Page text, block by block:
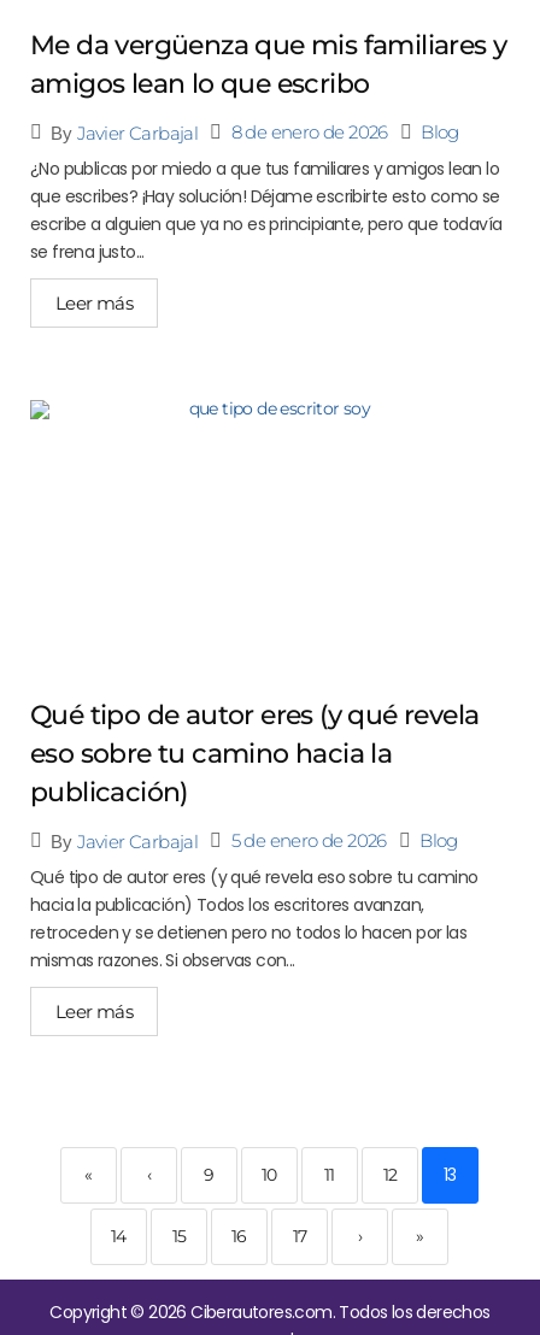
Me da vergüenza que mis familiares y
amigos lean lo que escribo
By Javier Carbajal 8 de enero de 2026 Blog
¿No publicas por miedo a que tus familiares y amigos lean lo
que escribes? ¡Hay solución! Déjame escribirte esto como se
escribe a alguien que ya no es principiante, pero que todavía
se frena justo...
Leer más
Qué tipo de autor eres (y qué revela
eso sobre tu camino hacia la
publicación)
By Javier Carbajal 5 de enero de 2026 Blog
Qué tipo de autor eres (y qué revela eso sobre tu camino
hacia la publicación) Todos los escritores avanzan,
retroceden y se detienen pero no todos lo hacen por las
mismas razones. Si observas con...
Leer más
« ‹ 9 10 11 12 13
14 15 16 17 › »
Copyright © 2026 Ciberautores.com. Todos los derechos